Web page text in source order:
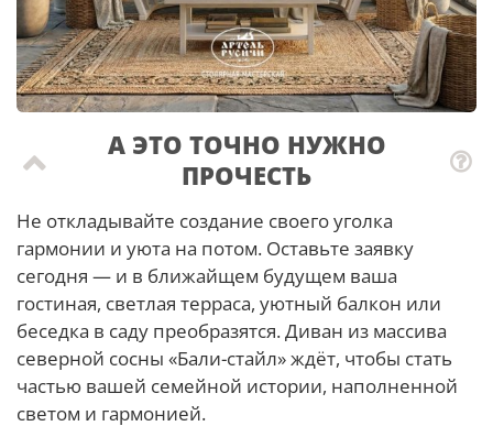
А ЭТО ТОЧНО НУЖНО
ПРОЧЕСТЬ
Не откладывайте создание своего уголка
гармонии и уюта на потом. Оставьте заявку
сегодня — и в ближайщем будущем ваша
гостиная, светлая терраса, уютный балкон или
беседка в саду преобразятся. Диван из массива
северной сосны «Бали-стайл» ждёт, чтобы стать
частью вашей семейной истории, наполненной
светом и гармонией.